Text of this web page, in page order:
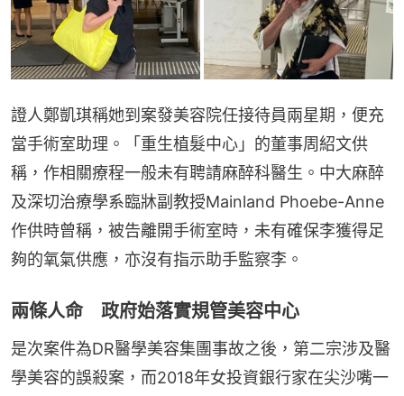
證人鄭凱琪稱她到案發美容院任接待員兩星期，便充
當手術室助理。「重生植髮中心」的董事周紹文供
稱，作相關療程一般未有聘請麻醉科醫生。中大麻醉
及深切治療學系臨牀副教授Mainland Phoebe-Anne
作供時曾稱，被告離開手術室時，未有確保李獲得足
夠的氧氣供應，亦沒有指示助手監察李。
兩條人命 政府始落實規管美容中心
是次案件為DR醫學美容集團事故之後，第二宗涉及醫
學美容的誤殺案，而2018年女投資銀行家在尖沙嘴一